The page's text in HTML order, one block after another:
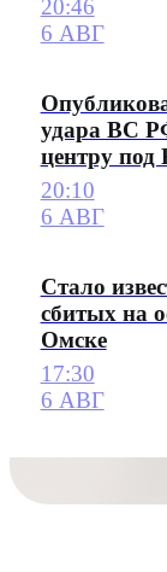
20:46
6 АВГ
удара ВС
центру под
20:10
6 АВГ
Стало
сбитых на
Омске
17:30
6 АВГ